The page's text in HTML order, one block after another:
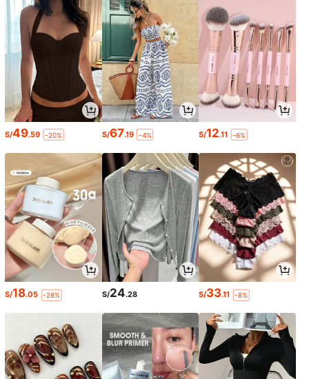
S/49.59 -20% S/67.19 -4% S/12.11 -6%
S/18.05 -28% S/24.28 S/33.11 -8%